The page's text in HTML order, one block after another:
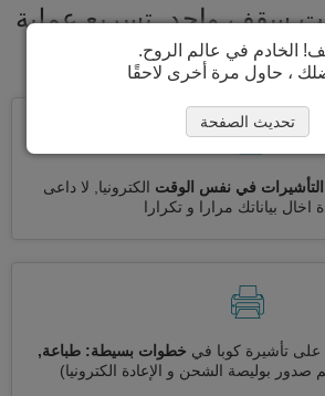
سقف واحد. تسريع عملية
على تأشيرة كوبا
في نفس الوقت الكترونيا, لا داعى
اخال بياناتك مرارا و تكرارا
على تأشيرة كوبا في خطوات بسيطة: طباعة,
صدور بوليصة الشحن و الإعادة الكترونيا)
الخادم في عالم الروح.
، حاول مرة أخرى لاحقًا
تحديث الصفحة